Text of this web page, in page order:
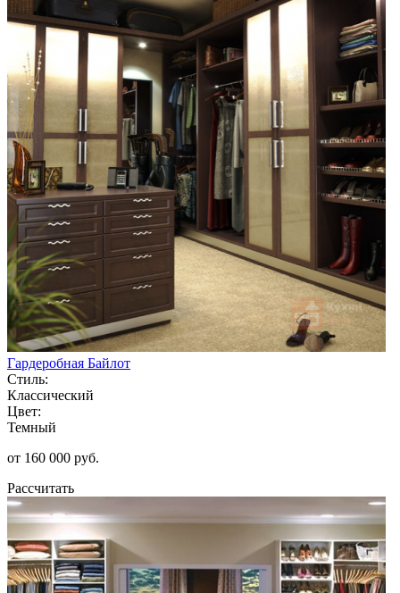
Гардеробная Байлот
Стиль:
Классический
Цвет:
Темный
от 160 000 руб.
Рассчитать